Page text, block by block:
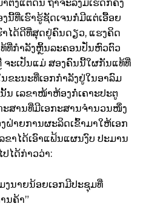
ຕັ້ງແຕ່ດົນ ຖ້າຈະລົງມືເຮັດກໍ່ຄົງ
ນີ້ທີ່ເຮົາຮູ້ຊັດເຈນກໍ່ມີແຕ່ເອື້ອຍ
າໄດ້ດີທີ່ສຸດຢູ່ຄົນດຽວ, ແຮງຄິດ
ທີ່ກຳລັງຫຼິ້ນລະຄອນປັ່ນຫົວຕົວ
ຈະເປັນແມ່ ສອງຄົນນີ້ໃຜກັນແທ້ທີ່
ຂະນະທີ່ເອກກຳລັງຢູ່ໃນອາລົມ
ເລຂາໜ້າຫ້ອງກໍ່ເຄາະປະຕູ
ະສານທີ່ມີເອກະສານຈຳນວນໜຶ່ງ
າຍການຜະລິດເຂົ້າມາໃຫ້ເອກ
າໄດ້ເອົາແຟ້ນແຜນງົບ ປະມານ
ໄດ້ກ່າວວ່າ:
ງນາຍນ້ອຍເອກມີປະຊຸມທີ່
ນຄ້າ”